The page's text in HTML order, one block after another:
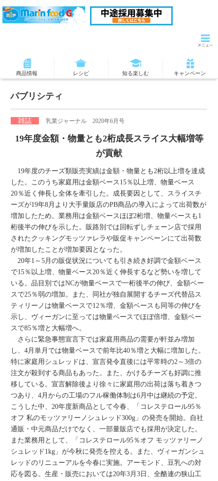
商品情報 レシピ 知る楽しむ キャンペーン
パブリシティ
雑誌 乳業ジャーナル 2020年6月号
19年度金額・物量とも2桁成長スライス大幅増等
が貢献
19年度のチーズ類販売実績は金額・物量とも2桁以上増を達成
した。このうち家庭用は金額ベース15％以上増、物量ベース
20％近く伸長し全体を牽引した。成長要因として、スライスチ
ーズが19年8月より大手量販店のPB商品の導入によって出荷数が
増加したため。業務用は金額ベースほぼ2桁増、物量ベースも1
桁後半の伸びを示した。販路別では回転ずしチェーン店で採用
されたクッキングモッツァレラや販促キャンペーンにて出荷数
が増加したことが増加要因となった。
20年1～5月の販促状況についても引き続き好調で金額ベース
で15％以上増、物量ベース20％近く伸長するなど勢いを増して
いる。品目別ではNCが物量ベースで一桁後半の伸び、金額ベー
スで25％弱の増加。また、同社が独自展開するチーズ代替品ス
ティリーノは物量ベースで12％増、金額ベースも同等の伸びを
示し、ヴィーガンに至っては物量ベースでほぼ倍増、金額ベー
スで85％増と大幅増へ。
さらに緊急事態宣言下では家庭用商品の需要が軒並み増加
し、4月単月では物量ベースで前年比40％増と大幅に増加した。
特に家庭用シュレッドは、宣言発令直後には平常時の2～3倍の
注文が殺到する商品もあった。また、かけるチーズも好調に推
移している。宣言解除後より徐々に家庭用の出荷は落ち着きつ
つあり、4月からの工場のフル稼働体制は6月中は継続の予定。
こうした中、20年度新商品として今春、「コレステロール95％
オフ 私のモッツァリーノシュレッド300g」の発売を開始。自社
通販・中元商品だけでなく、一部量販店でも採用が決定した。
また業務用として、「コレステロール95％オフ モッツァリーノ
シュレッド1kg」が今秋に発売を控える。また、ヴィーガンシュ
レッドのリニューアルを今春に実施。アーモンド、豆乳への対
応を図る。生産・販売においては20年3月3日、全酪連の狭山工